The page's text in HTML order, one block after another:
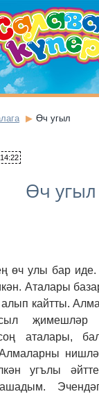
Өч угыл
Өч угыл
өч улы бар иде.
Аталары
кайтты.
җимешләр
соң аталары,
угълы